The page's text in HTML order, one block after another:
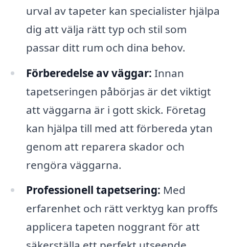
urval av tapeter kan specialister hjälpa
dig att välja rätt typ och stil som
passar ditt rum och dina behov.
Förberedelse av väggar: Innan
tapetseringen påbörjas är det viktigt
att väggarna är i gott skick. Företag
kan hjälpa till med att förbereda ytan
genom att reparera skador och
rengöra väggarna.
Professionell tapetsering: Med
erfarenhet och rätt verktyg kan proffs
applicera tapeten noggrant för att